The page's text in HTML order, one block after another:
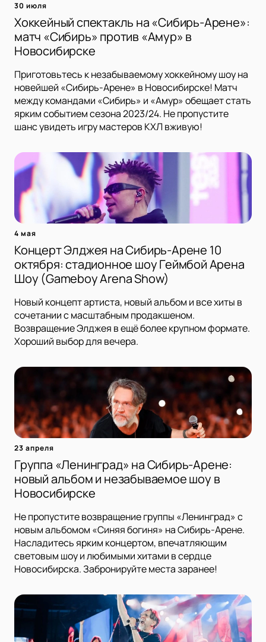
30 июля
Хоккейный спектакль на «Сибирь-Арене»:
матч «Сибирь» против «Амур» в
Новосибирске
Приготовьтесь к незабываемому хоккейному шоу на
новейшей «Сибирь-Арене» в Новосибирске! Матч
между командами «Сибирь» и «Амур» обещает стать
ярким событием сезона 2023/24. Не пропустите
шанс увидеть игру мастеров КХЛ вживую!
4 мая
Концерт Элджея на Сибирь-Арене 10
октября: стадионное шоу Геймбой Арена
Шоу (Gameboy Arena Show)
Новый концепт артиста, новый альбом и все хиты в
сочетании с масштабным продакшеном.
Возвращение Элджея в ещё более крупном формате.
Хороший выбор для вечера.
23 апреля
Группа «Ленинград» на Сибирь-Арене:
новый альбом и незабываемое шоу в
Новосибирске
Не пропустите возвращение группы «Ленинград» с
новым альбомом «Синяя богиня» на Сибирь-Арене.
Насладитесь ярким концертом, впечатляющим
световым шоу и любимыми хитами в сердце
Новосибирска. Забронируйте места заранее!